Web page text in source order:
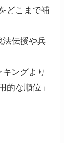
どこまで補
伝授や兵
ングより
的な順位」